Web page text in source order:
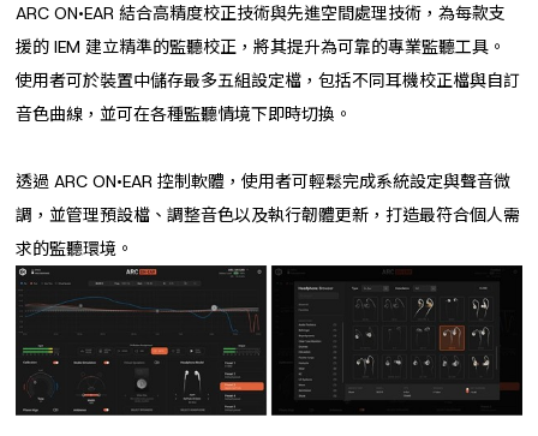
ARC ON•EAR 結合高精度校正技術與先進空間處理技術，為每款支
援的 IEM 建立精準的監聽校正，將其提升為可靠的專業監聽工具。
使用者可於裝置中儲存最多五組設定檔，包括不同耳機校正檔與自訂
音色曲線，並可在各種監聽情境下即時切換。
透過 ARC ON•EAR 控制軟體，使用者可輕鬆完成系統設定與聲音微
調，並管理預設檔、調整音色以及執行韌體更新，打造最符合個人需
求的監聽環境。